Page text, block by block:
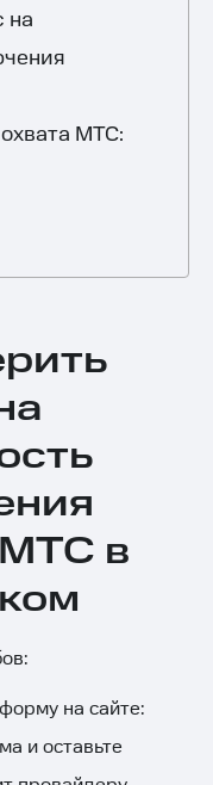
на
МТС:
в
форму на сайте:
и оставьте